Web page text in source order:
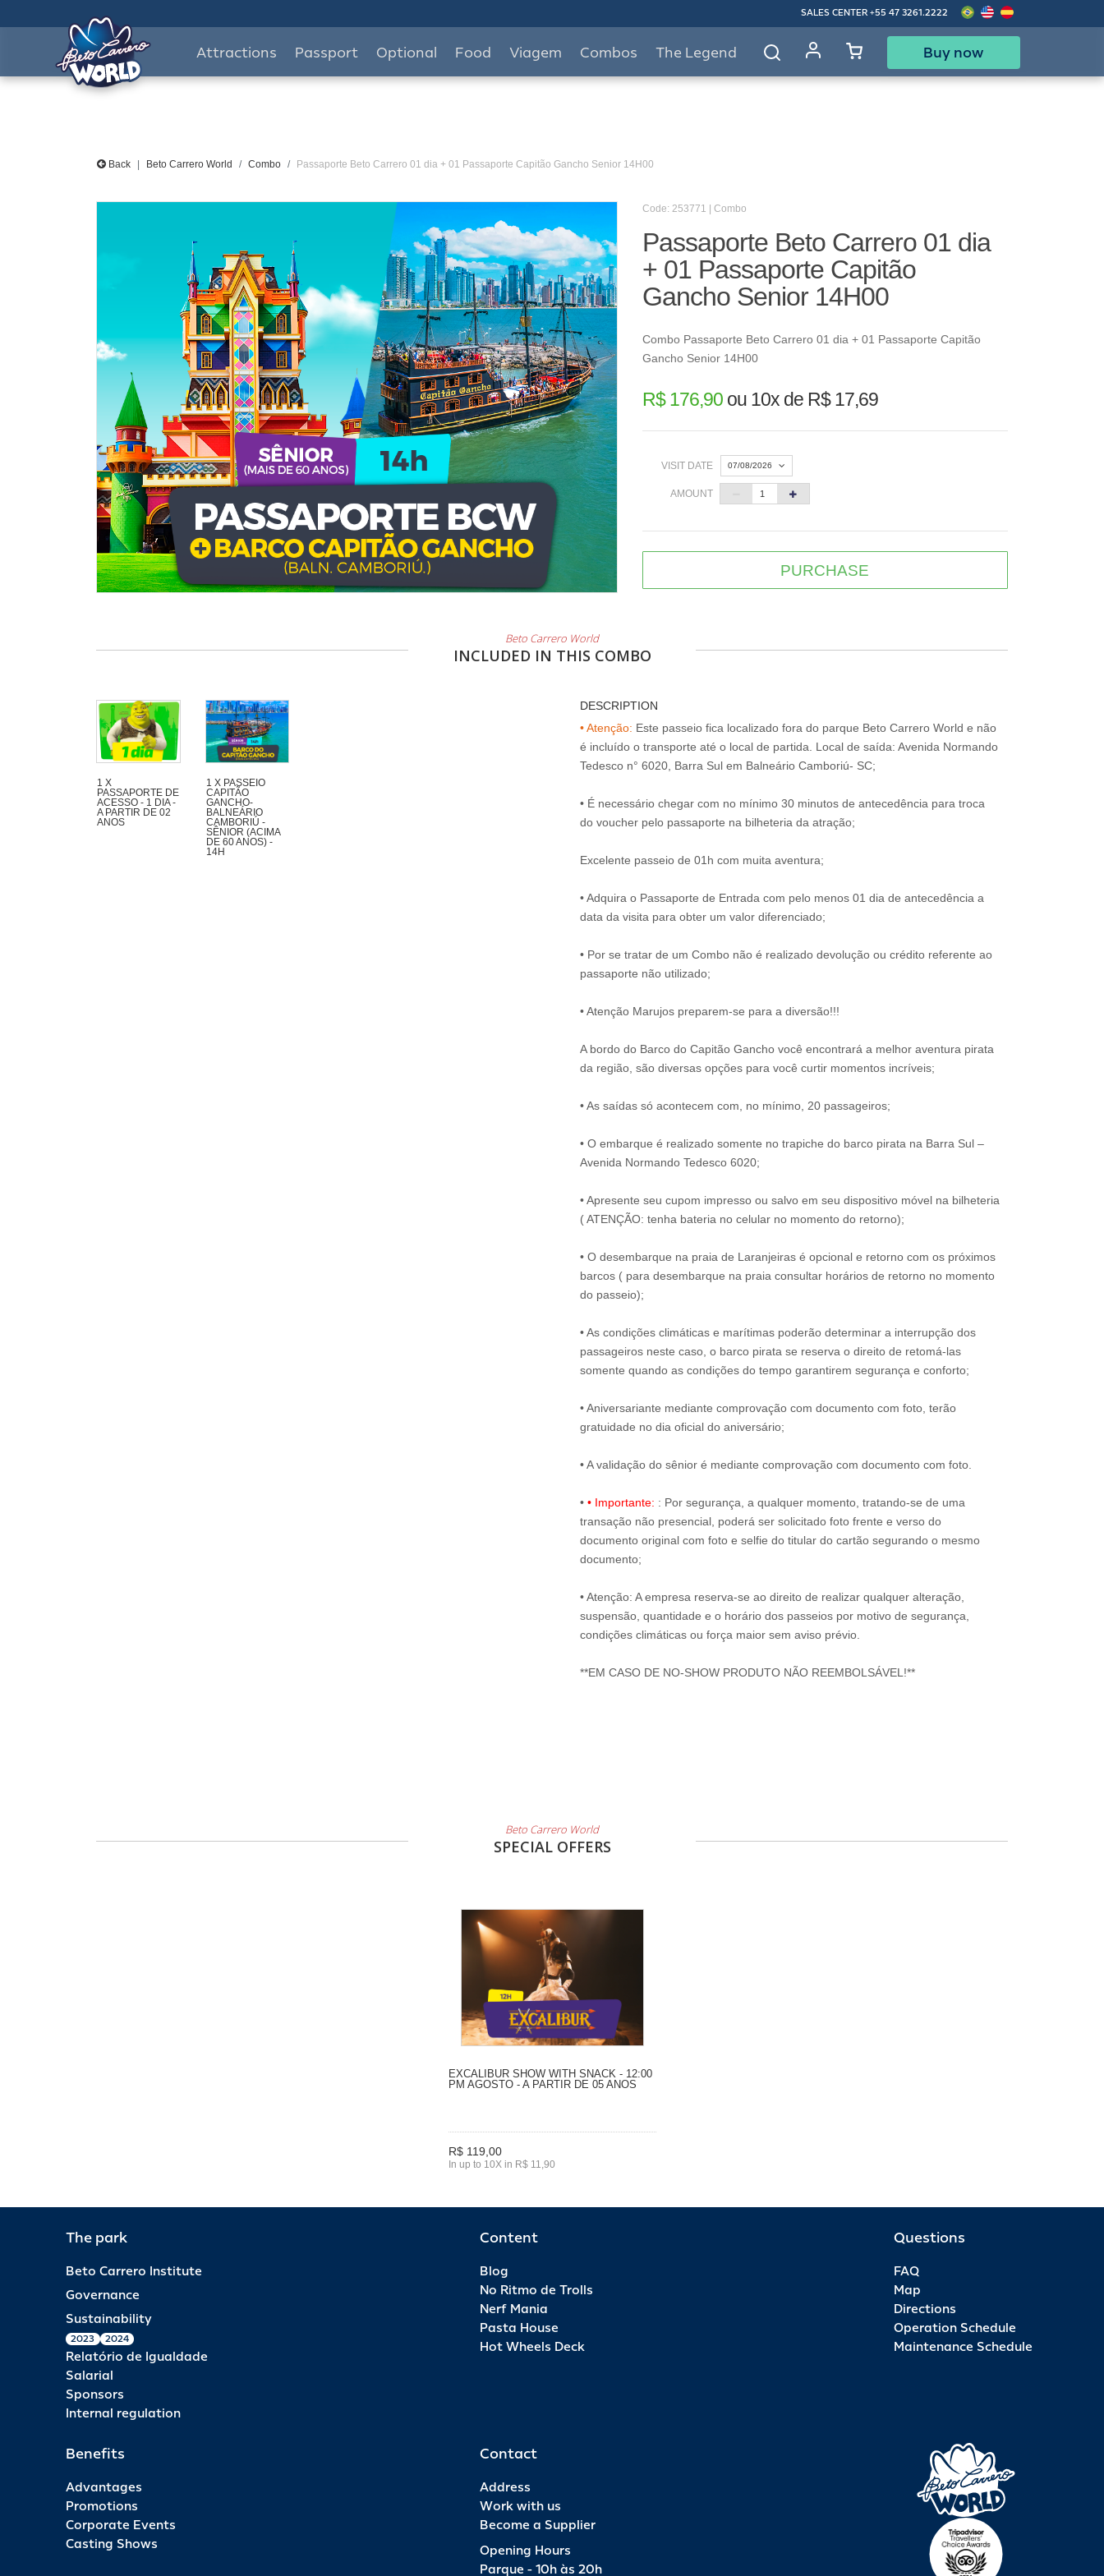
SALES CENTER +55 47 3261.2222
Attractions Passport Optional Food Viagem Combos The Legend Buy now
Back Beto Carrero World Combo Passaporte Beto Carrero 01 dia + 01 Passaporte Capitão Gancho Senior 14H00
Code: 253771 | Combo
Passaporte Beto Carrero 01 dia
+ 01 Passaporte Capitão
Gancho Senior 14H00
Combo Passaporte Beto Carrero 01 dia + 01 Passaporte Capitão
Gancho Senior 14H00
R$ 176,90ou 10x de R$ 17,69
VISIT DATE 07/08/2026
AMOUNT
PURCHASE
Beto Carrero World
INCLUDED IN THIS COMBO
1 X
PASSAPORTE DE
ACESSO - 1 DIA -
A PARTIR DE 02
ANOS
1 X PASSEIO
CAPITÃO
GANCHO-
BALNEÁRIO
CAMBORIÚ -
SÊNIOR (ACIMA
DE 60 ANOS) -
14H
DESCRIPTION
• Atenção: Este passeio fica localizado fora do parque Beto Carrero World e não
é incluído o transporte até o local de partida. Local de saída: Avenida Normando
Tedesco n° 6020, Barra Sul em Balneário Camboriú- SC;
• É necessário chegar com no mínimo 30 minutos de antecedência para troca
do voucher pelo passaporte na bilheteria da atração;
Excelente passeio de 01h com muita aventura;
• Adquira o Passaporte de Entrada com pelo menos 01 dia de antecedência a
data da visita para obter um valor diferenciado;
• Por se tratar de um Combo não é realizado devolução ou crédito referente ao
passaporte não utilizado;
• Atenção Marujos preparem-se para a diversão!!!
A bordo do Barco do Capitão Gancho você encontrará a melhor aventura pirata
da região, são diversas opções para você curtir momentos incríveis;
• As saídas só acontecem com, no mínimo, 20 passageiros;
• O embarque é realizado somente no trapiche do barco pirata na Barra Sul –
Avenida Normando Tedesco 6020;
• Apresente seu cupom impresso ou salvo em seu dispositivo móvel na bilheteria
( ATENÇÃO: tenha bateria no celular no momento do retorno);
• O desembarque na praia de Laranjeiras é opcional e retorno com os próximos
barcos ( para desembarque na praia consultar horários de retorno no momento
do passeio);
• As condições climáticas e marítimas poderão determinar a interrupção dos
passageiros neste caso, o barco pirata se reserva o direito de retomá-las
somente quando as condições do tempo garantirem segurança e conforto;
• Aniversariante mediante comprovação com documento com foto, terão
gratuidade no dia oficial do aniversário;
• A validação do sênior é mediante comprovação com documento com foto.
• • Importante: : Por segurança, a qualquer momento, tratando-se de uma
transação não presencial, poderá ser solicitado foto frente e verso do
documento original com foto e selfie do titular do cartão segurando o mesmo
documento;
• Atenção: A empresa reserva-se ao direito de realizar qualquer alteração,
suspensão, quantidade e o horário dos passeios por motivo de segurança,
condições climáticas ou força maior sem aviso prévio.
**EM CASO DE NO-SHOW PRODUTO NÃO REEMBOLSÁVEL!**
Beto Carrero World
SPECIAL OFFERS
EXCALIBUR SHOW WITH SNACK - 12:00
PM AGOSTO - A PARTIR DE 05 ANOS
R$ 119,00
In up to 10X in R$ 11,90
The park
Beto Carrero Institute
Governance
Sustainability
2023 2024
Relatório de Igualdade
Salarial
Sponsors
Internal regulation
Content
Blog
No Ritmo de Trolls
Nerf Mania
Pasta House
Hot Wheels Deck
Questions
FAQ
Map
Directions
Operation Schedule
Maintenance Schedule
Benefits
Advantages
Promotions
Corporate Events
Casting Shows
Contact
Address
Work with us
Become a Supplier
Opening Hours
Parque - 10h às 20h